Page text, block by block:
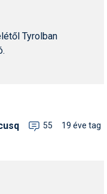
Tyrolban
55 19 éve tag